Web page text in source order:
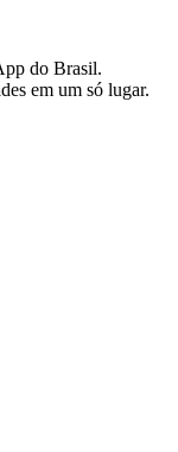
do Brasil.
em um só lugar.